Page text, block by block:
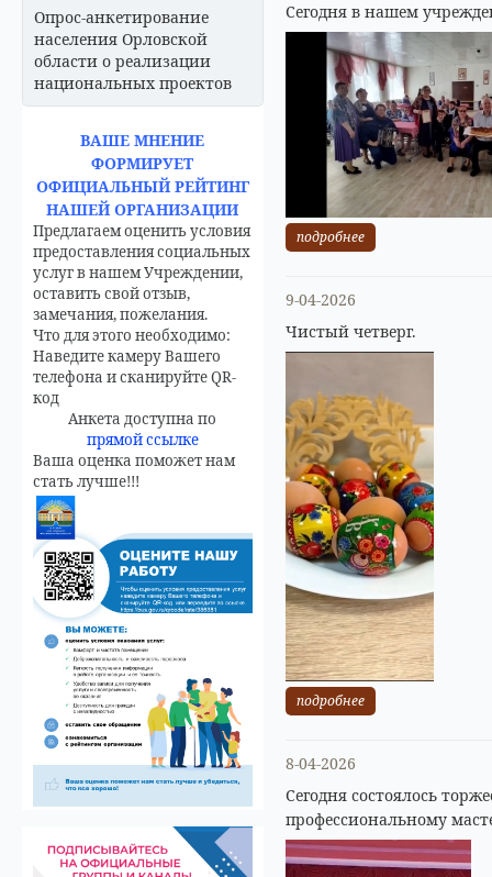
Опрос-анкетирование
населения Орловской
области о реализации
национальных проектов
ВАШЕ МНЕНИЕ
ФОРМИРУЕТ
ОФИЦИАЛЬНЫЙ РЕЙТИНГ
НАШЕЙ ОРГАНИЗАЦИИ
Предлагаем оценить условия
предоставления социальных
услуг в нашем Учреждении,
оставить свой отзыв,
замечания, пожелания.
Что для этого необходимо:
Наведите камеру Вашего
телефона и сканируйте QR-
код
Анкета доступна по
прямой ссылке
Ваша оценка поможет нам
стать лучше!!!
Сегодня в нашем
подробнее
9-04-2026
Чистый четверг.
подробнее
8-04-2026
Сегодня состоялось
профессиональному